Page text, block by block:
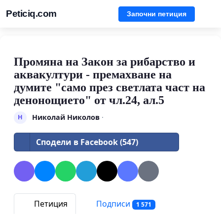
Peticiq.com Започни петиция
Промяна на Закон за рибарство и
аквакултури - премахване на
думите "само през светлата част на
денонощието" от чл.24, ал.5
Н Николай Николов·
Сподели в Facebook (547)
Петиция Подписи 1 571